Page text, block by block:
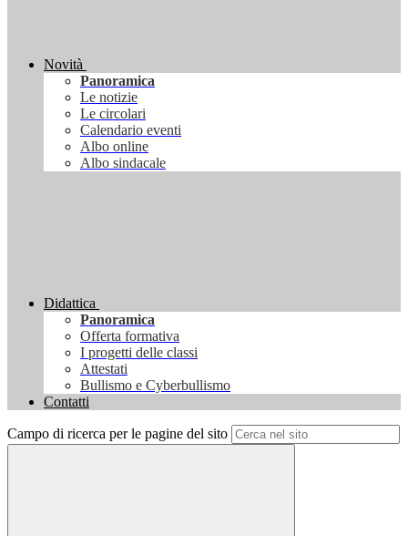
Novità
Panoramica
Le notizie
Le circolari
Calendario eventi
Albo online
Albo sindacale
Didattica
Panoramica
Offerta formativa
I progetti delle classi
Attestati
Bullismo e Cyberbullismo
Contatti
Campo di ricerca per le pagine del sito